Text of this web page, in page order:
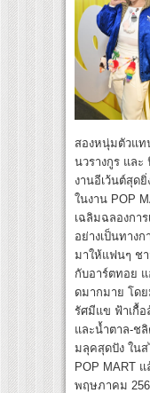
สองหนุ่มตัวแท
นวรางกูร และ
งานอีเว้นต์สุด
ในงาน POP
เฉลิมฉลองกา
อย่างเป็นทาง
มาให้แฟนๆ ชา
กับอาร์ตทอย
ดมากมาย โด
รัศมีแข ฟ้าเกื้
และน้ำตาล-ช
มลุคสุดปัง ใน
POP MART
พฤษภาคม